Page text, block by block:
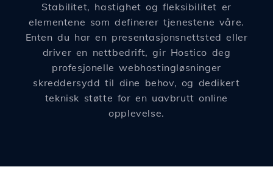
Stabilitet, hastighet og fleksibilitet er
elementene som definerer tjenestene våre.
Enten du har en presentasjonsnettsted eller
driver en nettbedrift, gir Hostico deg
profesjonelle webhostingløsninger
skreddersydd til dine behov, og dedikert
teknisk støtte for en uavbrutt online
opplevelse.